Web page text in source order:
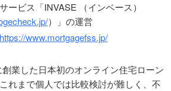
ービス「INVASE （インベース）
）」の運営
https://www.mortgagefss.jp/
業した日本初のオンライン住宅ローン
れまで個人では比較検討が難しく、不